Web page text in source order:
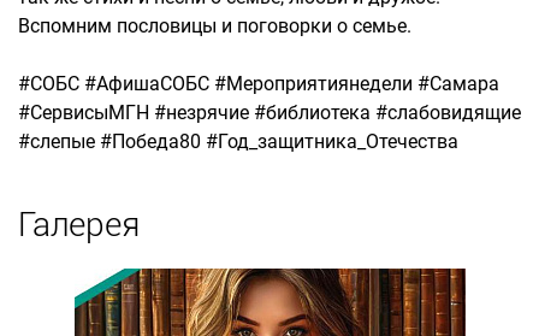
Вспомним пословицы и поговорки о семье.
#СОБС #АфишаСОБС #Мероприятиянедели #Самара
#СервисыМГН #незрячие #библиотека #cлабовидящие
#cлепые #Победа80 #Год_защитника_Отечества
Галерея